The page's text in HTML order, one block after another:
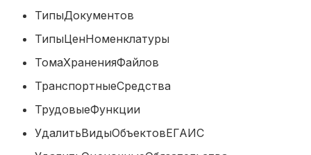
ТипыДокументов
ТипыЦенНоменклатуры
ТомаХраненияФайлов
ТранспортныеСредства
ТрудовыеФункции
УдалитьВидыОбъектовЕГАИС